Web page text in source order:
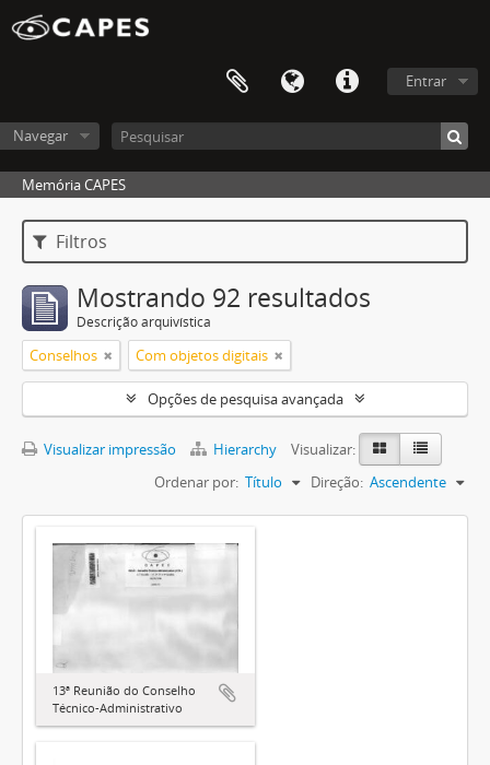
Entrar
Navegar
Memória CAPES
Filtros
Mostrando 92 resultados
Descrição arquivística
Conselhos Com objetos digitais
Opções de pesquisa avançada
Visualizar impressão Hierarchy
Visualizar:
Ordenar por: Título Direção: Ascendente
13ª Reunião do Conselho
Técnico-Administrativo